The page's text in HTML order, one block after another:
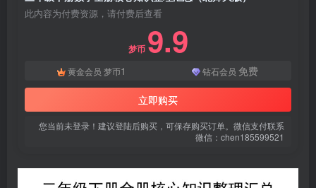
此内容为付费资源，请付费后查看
梦币 9.9
黄金会员 梦币1 钻石会员 免费
立即购买
您当前未登录！建议登陆后购买，可保存购买订单。微信支付联系
微信：chen185599521
微信登录